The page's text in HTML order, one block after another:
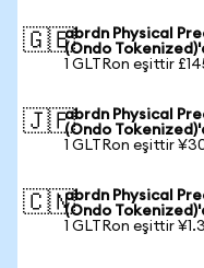
🇬🇧abrdn Physical
(Ondo
1 GLTRon eşittir
🇯🇵abrdn Physical
(Ondo
1 GLTRon eşittir
🇨🇳abrdn Physical
(Ondo
1 GLTRon eşittir